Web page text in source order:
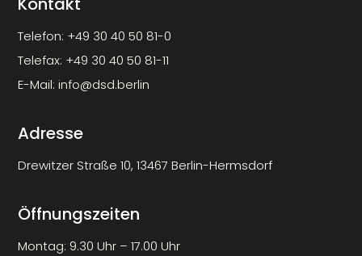
Telefon: +49 30 40 50 81-0
Telefax: +49 30 40 50 81-11
E-Mail:info@dsd.berlin
Adresse
Drewitzer Straße 10, 13467 Berlin-Hermsdorf
Öffnungszeiten
Montag: 9.30 Uhr – 17.00 Uhr